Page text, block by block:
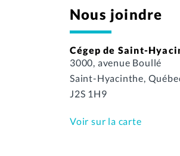
Nous joindre
Cégep de Saint-
3000, avenue Boullé
Saint-Hyacinthe,
J2S 1H9
Voir sur la carte